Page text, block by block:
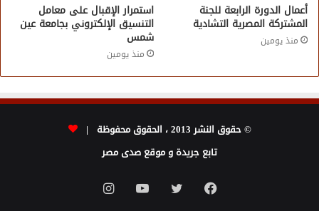
أعمال الدورة الرابعة للجنة
المشتركة المصرية التشادية
منذ يومين
استمرار الإقبال على معامل
التنسيق الإلكتروني بجامعة عين
شمس
منذ يومين
© حقوق النشر 2013 ، الحقوق محفوظة |
تابع جريدة و موقع صدى مصر
فيسبوك تويتر يوتيوبانستقرام